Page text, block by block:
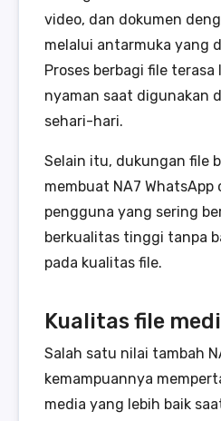
video, dan dokumen
melalui antarmuka yang
Proses berbagi file
nyaman saat digunakan
sehari-hari.
Selain itu, dukungan file
membuat NA7
pengguna yang sering
berkualitas tinggi tanpa
pada kualitas file.
Kualitas file
Salah satu nilai tambah
kemampuannya
media yang lebih baik